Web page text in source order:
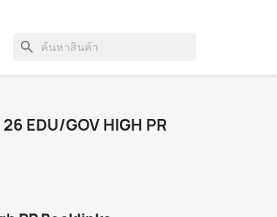
search
EDU/GOV HIGH PR